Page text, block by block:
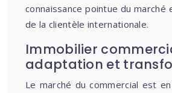
connaissance pointue du marché
de la clientèle internationale.
Immobilier
adaptation et
Le marché du commercial est